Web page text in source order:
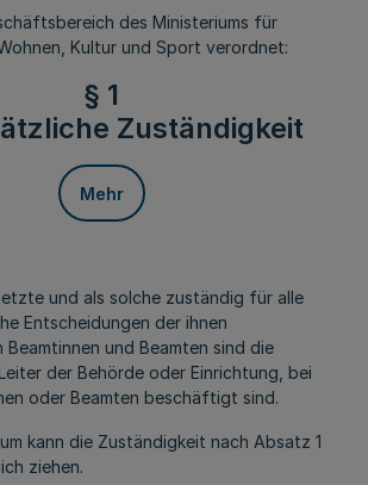
des Ministeriums für
Kultur und Sport verordnet:
§ 1
Zuständigkeit
Mehr
und als solche zuständig für alle
Entscheidungen der ihnen
und Beamten sind die
der Behörde oder Einrichtung, bei
oder Beamten beschäftigt sind.
kann die Zuständigkeit nach Absatz 1
ziehen.